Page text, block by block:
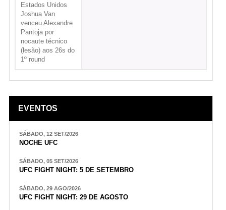
Estados Unidos
Joshua Van
venceu Alexandre
Pantoja por
nocaute técnico
(lesão) aos 26s do
1º round
EVENTOS
SÁBADO, 12 SET/2026
NOCHE UFC
SÁBADO, 05 SET/2026
UFC FIGHT NIGHT: 5 DE SETEMBRO
SÁBADO, 29 AGO/2026
UFC FIGHT NIGHT: 29 DE AGOSTO